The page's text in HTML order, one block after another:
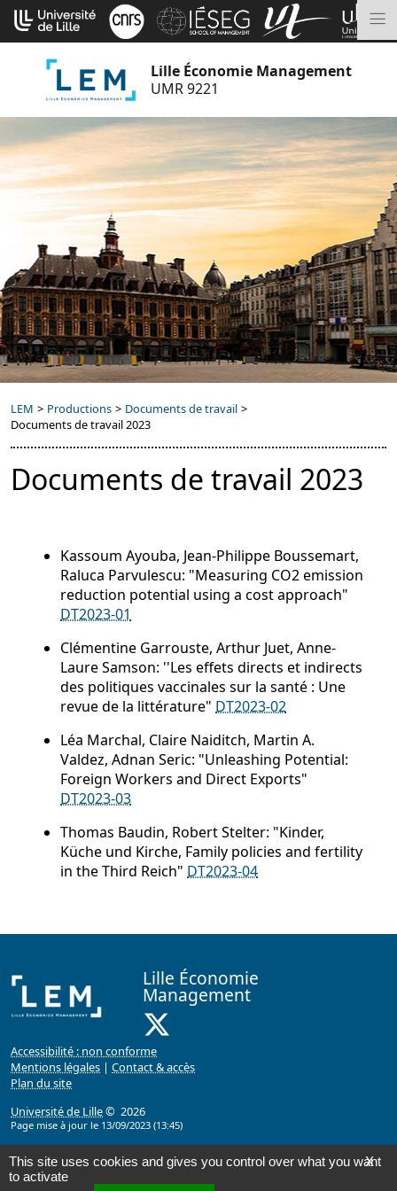
Aller
au
contenu
Lille Économie Management
UMR 9221
LEM > Productions > Documents de travail >
Documents de travail 2023
Documents de travail 2023
Kassoum Ayouba, Jean-Philippe Boussemart,
Raluca Parvulescu: "Measuring CO2 emission
reduction potential using a cost approach"
DT2023-01
Clémentine Garrouste, Arthur Juet, Anne‐
Laure Samson: ''Les effets directs et indirects
des politiques vaccinales sur la santé : Une
revue de la littérature" DT2023-02
Léa Marchal, Claire Naiditch, Martin A.
Valdez, Adnan Seric: "Unleashing Potential:
Foreign Workers and Direct Exports"
DT2023-03
Thomas Baudin, Robert Stelter: "Kinder,
Küche und Kirche, Family policies and fertility
in the Third Reich" DT2023-04
Lille Économie
Management
Accessibilité : non conforme
Mentions légales | Contact & accès
Plan du site
Université de Lille© 2026
Page mise à jour le 13/09/2023 (13:45)
Cookies management panel
X
This site uses cookies and gives you control over what you want
to activate